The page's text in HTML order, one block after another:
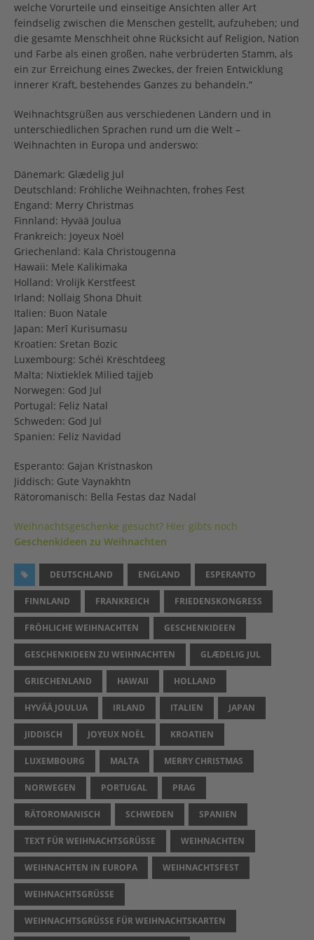
welche Vorurteile und einseitige Ansichten aller Art
feindselig zwischen die Menschen gestellt, aufzuheben; und
die gesamte Menschheit ohne Rücksicht auf Religion, Nation
und Farbe als einen großen, nahe verbrüderten Stamm, als
ein zur Erreichung eines Zweckes, der freien Entwicklung
innerer Kraft, bestehendes Ganzes zu behandeln.“
Weihnachtsgrüßen aus verschiedenen Ländern und in
unterschiedlichen Sprachen rund um die Welt –
Weihnachten in Europa und anderswo:
Dänemark: Glædelig Jul
Deutschland: Fröhliche Weihnachten, frohes Fest
Engand: Merry Christmas
Finnland: Hyvää Joulua
Frankreich: Joyeux Noël
Griechenland: Kala Christougenna
Hawaii: Mele Kalikimaka
Holland: Vrolijk Kerstfeest
Irland: Nollaig Shona Dhuit
Italien: Buon Natale
Japan: Merī Kurisumasu
Kroatien: Sretan Bozic
Luxembourg: Schéi Krëschtdeeg
Malta: Nixtieklek Milied tajjeb
Norwegen: God Jul
Portugal: Feliz Natal
Schweden: God Jul
Spanien: Feliz Navidad
Esperanto: Gajan Kristnaskon
Jiddisch: Gute Vaynakhtn
Rätoromanisch: Bella Festas daz Nadal
Weihnachtsgeschenke gesucht? Hier gibts noch
Geschenkideen zu Weihnachten
DEUTSCHLAND ENGLAND ESPERANTO
FINNLAND FRANKREICH FRIEDENSKONGRESS
FRÖHLICHE WEIHNACHTEN GESCHENKIDEEN
GESCHENKIDEEN ZU WEIHNACHTEN GLÆDELIG JUL
GRIECHENLAND HAWAII HOLLAND
HYVÄÄ JOULUA IRLAND ITALIEN JAPAN
JIDDISCH JOYEUX NOËL KROATIEN
LUXEMBOURG MALTA MERRY CHRISTMAS
NORWEGEN PORTUGAL PRAG
RÄTOROMANISCH SCHWEDEN SPANIEN
TEXT FÜR WEIHNACHTSGRÜSSE WEIHNACHTEN
WEIHNACHTEN IN EUROPA WEIHNACHTSFEST
WEIHNACHTSGRÜSSE
WEIHNACHTSGRÜSSE FÜR WEIHNACHTSKARTEN